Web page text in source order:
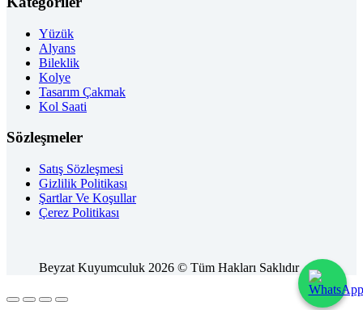
Yüzük
Alyans
Bileklik
Kolye
Tasarım Çakmak
Kol Saati
Sözleşmeler
Satış Sözleşmesi
Gizlilik Politikası
Şartlar Ve Koşullar
Çerez Politikası
Beyzat Kuyumculuk 2026 © Tüm Hakları Saklıdır